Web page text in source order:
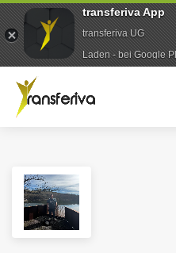
transferiva App
transferiva UG
Laden - bei Google